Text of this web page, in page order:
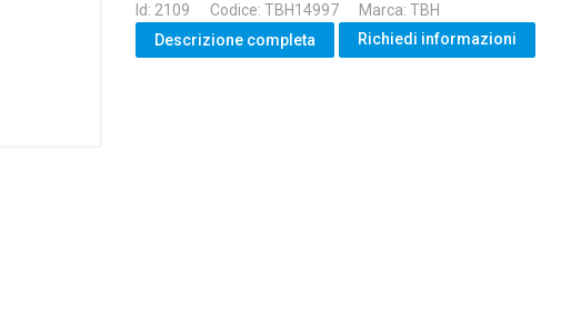
Id: 2109 Codice: TBH14997
Marca: TBH
Descrizione completa
Richiedi informazioni